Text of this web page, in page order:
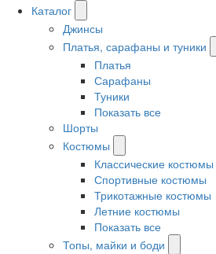
Каталог
Джинсы
Платья, сарафаны и туники
Платья
Сарафаны
Туники
Показать все
Шорты
Костюмы
Классические костюмы
Спортивные костюмы
Трикотажные костюмы
Летние костюмы
Показать все
Топы, майки и боди